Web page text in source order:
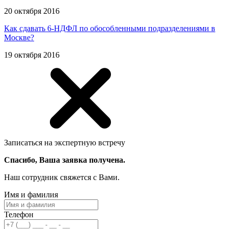
20 октября 2016
Как сдавать 6-НДФЛ по обособленными подразделениями в
Москве?
19 октября 2016
Записаться на экспертную встречу
Спасибо, Ваша заявка получена.
Наш сотрудник свяжется с Вами.
Имя и фамилия
Телефон